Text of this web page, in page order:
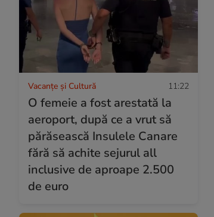
Vacanțe și Cultură 11:22
O femeie a fost arestată la
aeroport, după ce a vrut să
părăsească Insulele Canare
fără să achite sejurul all
inclusive de aproape 2.500
de euro